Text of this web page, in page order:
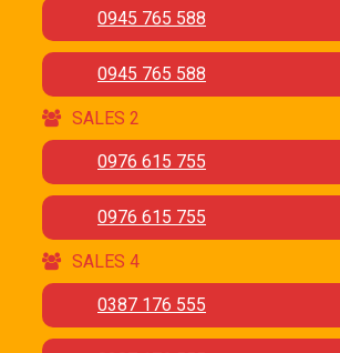
0945 765 588
0945 765 588
SALES 2
0976 615 755
0976 615 755
SALES 4
0387 176 555